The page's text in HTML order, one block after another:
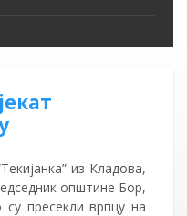
из Кладова,
општине Бор,
пресекли врпцу на